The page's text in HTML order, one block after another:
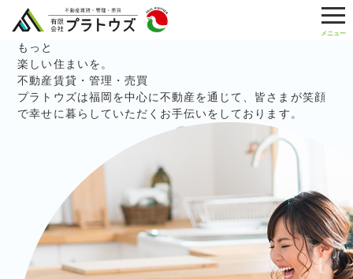
もっと
楽しい住まいを。
不動産賃貸・管理・売買
プラトウズは福岡を中心に不動産を通じて、 皆さまが笑顔
で幸せに暮らしていただく お手伝いをしております。